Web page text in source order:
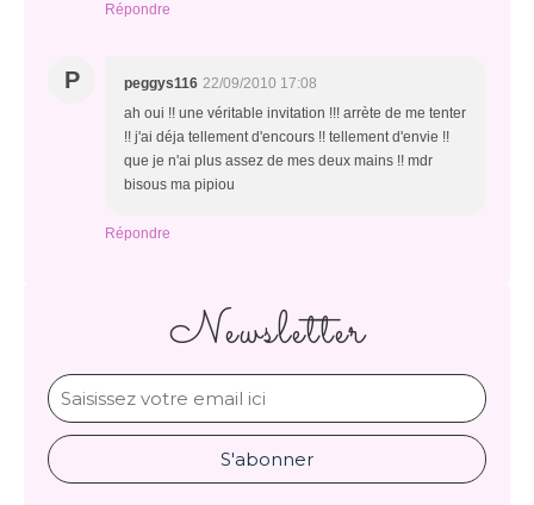
Répondre
P peggys116 22/09/2010 17:08
ah oui !! une véritable invitation !!! arrète de me tenter
!! j'ai déja tellement d'encours !! tellement d'envie !!
que je n'ai plus assez de mes deux mains !! mdr
bisous ma pipiou
Répondre
Newsletter